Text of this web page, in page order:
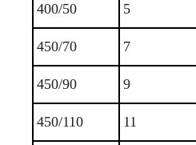
400/50 5
450/70 7
450/90 9
450/110 11